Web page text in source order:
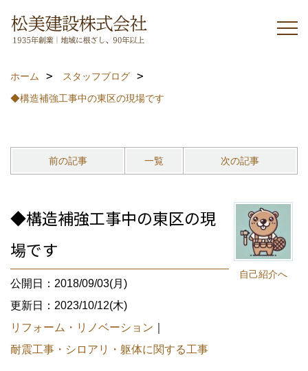
ホーム
スタッフブログ
◆構造補強工事中の東区の現場です
前の記事 一覧 次の記事
自己紹介へ
◆構造補強工事中の東区の現
場です
公開日：2018/09/03(月)
更新日：2023/10/12(木)
リフォーム・リノベーション
耐震工事・シロアリ・躯体に関する工事